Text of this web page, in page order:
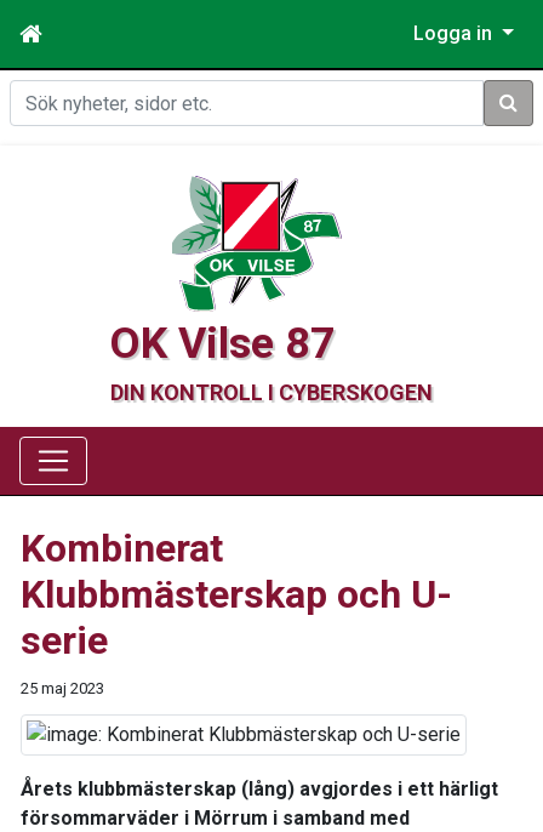
Logga in
Sök
OK Vilse 87
DIN KONTROLL I CYBERSKOGEN
Kombinerat
Klubbmästerskap och U-
serie
25 maj 2023
Årets klubbmästerskap (lång) avgjordes i ett härligt
försommarväder i Mörrum i samband med